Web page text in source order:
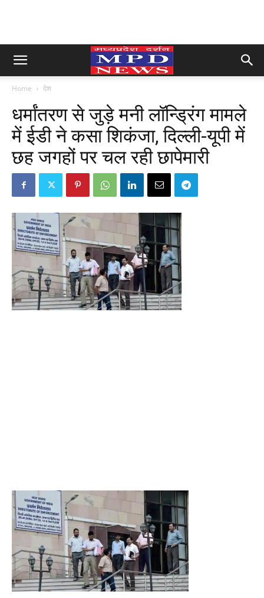
Home देश
धर्मांतरण से जुड़े मनी लॉन्ड्रिंग मामले
में ईडी ने कसा शिकंजा, दिल्ली-यूपी में
छह जगहों पर चल रही छापेमारी